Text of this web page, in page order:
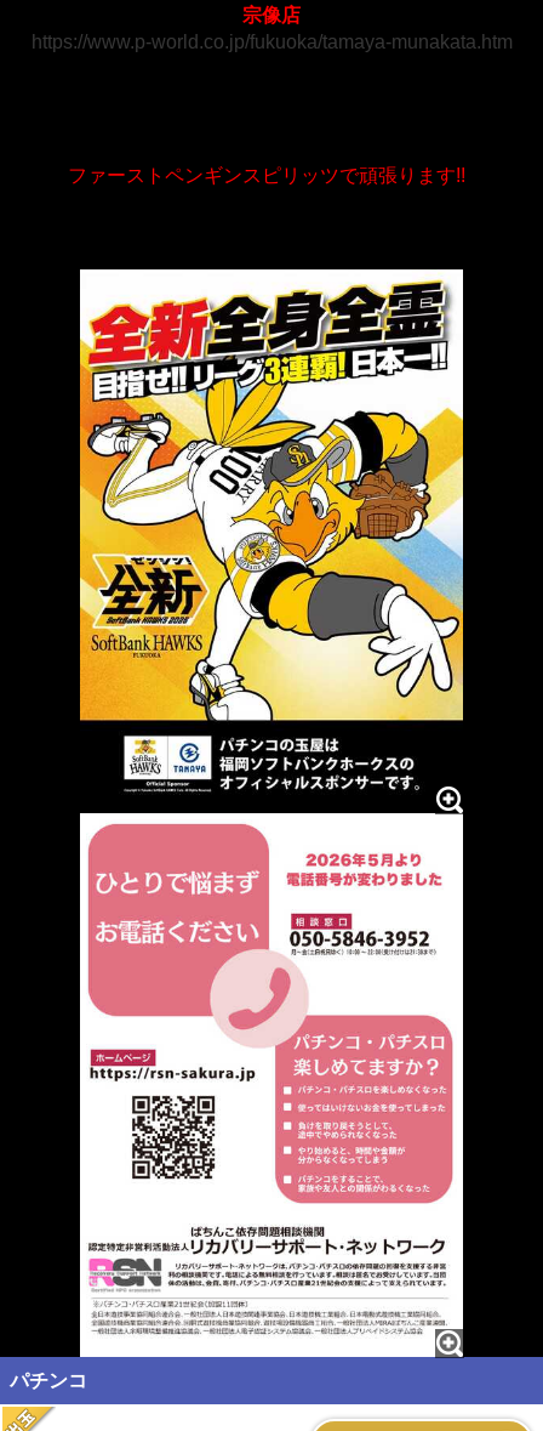
宗像店
https://www.p-world.co.jp/fukuoka/tamaya-munakata.htm
ファーストペンギンスピリッツで頑張ります!!
パチンコ